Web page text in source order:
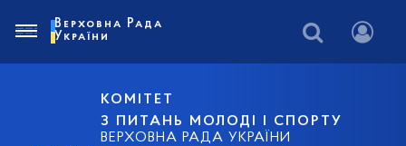
КОМІТЕТ
З ПИТАНЬ МОЛОДІ І СПОРТУ
ВЕРХОВНА РАДА УКРАЇНИ
Верховна Рада
України